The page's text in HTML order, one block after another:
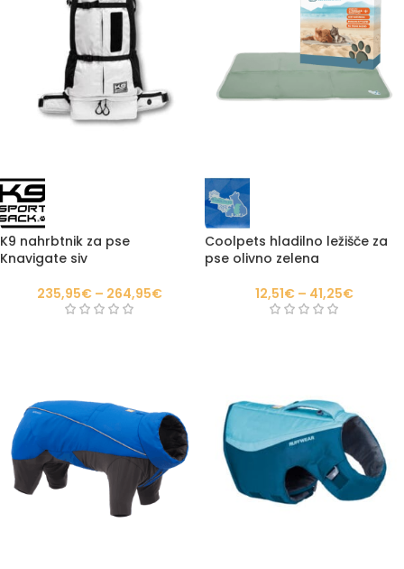
K9 nahrbtnik za pse
Knavigate siv
235,95€ – 264,95€
Coolpets hladilno ležišče za
pse olivno zelena
12,51€ – 41,25€